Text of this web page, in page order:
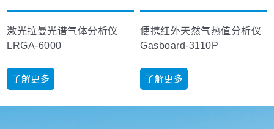
激光拉曼光谱气体分析仪
LRGA-6000
了解更多
便携红外天然气热值分析仪
Gasboard-3110P
了解更多